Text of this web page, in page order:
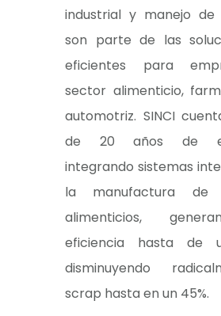
industrial y manejo de
son parte de las
eficientes para
sector alimenticio,
automotriz. SINCI
de 20 años de
integrando sistemas
la manufactura de
alimenticios,
eficiencia hasta de
disminuyendo
scrap hasta en un 45%.